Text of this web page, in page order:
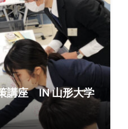
講座 IN 山形大学